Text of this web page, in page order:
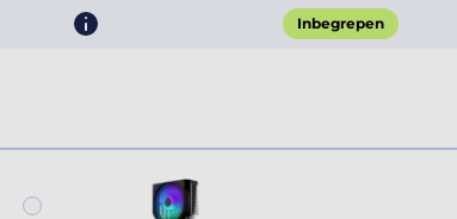
Inbegrepen